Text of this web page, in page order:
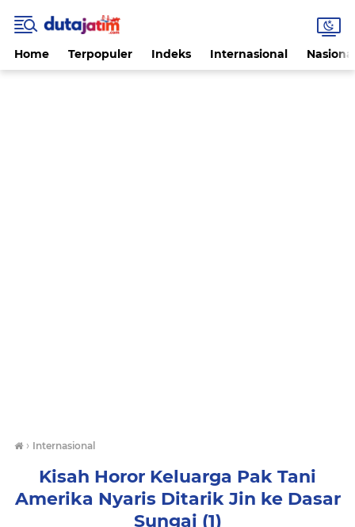
Home Terpopuler Indeks Internasional
› Internasional
Kisah Horor Keluarga Pak Tani
Amerika Nyaris Ditarik Jin ke Dasar
Sungai (1)